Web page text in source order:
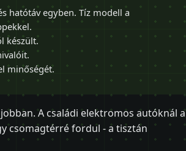
hatótáv egyben. Tíz modell a
készült.
minőségét.
A családi elektromos autóknál a
csomagtérré fordul - a tisztán